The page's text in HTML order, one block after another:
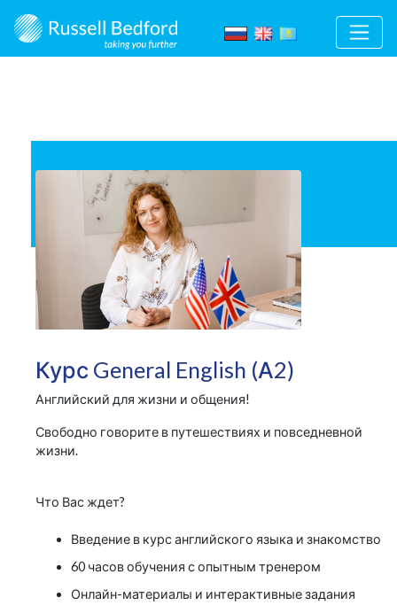
Курс General English (А2)
Английский для жизни и общения!
Свободно говорите в путешествиях и повседневной
жизни.
Что Вас ждет?
Введение в курс английского языка и знакомство
60 часов обучения с опытным тренером
Онлайн-материалы и интерактивные задания